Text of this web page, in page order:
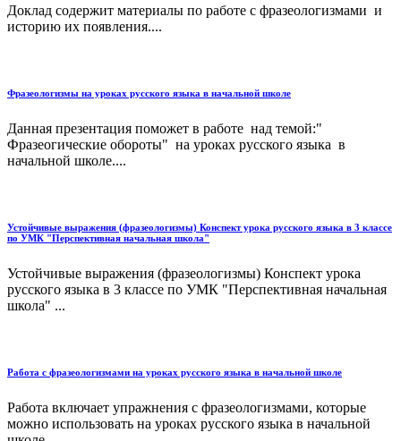
Доклад содержит материалы по работе с фразеологизмами и
историю их появления....
Фразеологизмы на уроках русского языка в начальной школе
Данная презентация поможет в работе над темой:"
Фразеогические обороты" на уроках русского языка в
начальной школе....
Устойчивые выражения (фразеологизмы) Конспект урока русского языка в 3 классе
по УМК "Перспективная начальная школа"
Устойчивые выражения (фразеологизмы) Конспект урока
русского языка в 3 классе по УМК "Перспективная начальная
школа" ...
Работа с фразеологизмами на уроках русского языка в начальной школе
Работа включает упражнения с фразеологизмами, которые
можно использовать на уроках русского языка в начальной